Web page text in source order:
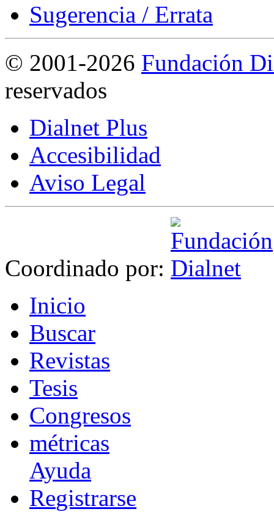
Sugerencia / Errata
© 2001-2026 Fundación
reservados
Dialnet Plus
Accesibilidad
Aviso Legal
Coordinado por:
Inicio
Buscar
Revistas
Tesis
Congresos
métricas
Ayuda
Registrarse